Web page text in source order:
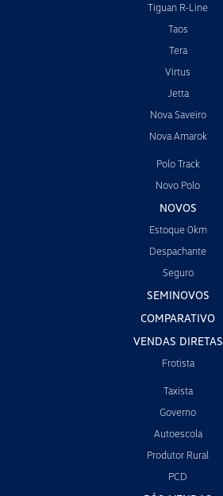
Tiguan R-Line
Taos
Tera
Virtus
Jetta
Nova Saveiro
Nova Amarok
Polo Track
Novo Polo
NOVOS
Estoque 0km
Despachante
Seguro
SEMINOVOS
COMPARATIVO
VENDAS DIRETAS
Frotista
Taxista
Governo
Autoescola
Produtor Rural
PCD